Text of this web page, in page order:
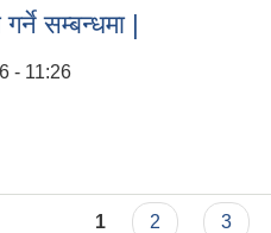
सम्बन्धमा |
- 11:26
1 2 3